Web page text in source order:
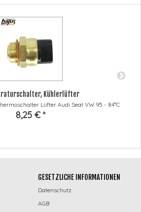
Kühlerlüfter
Lüfter Audi Seat VW 95 - 84°C
8,25 € *
GESETZLICHE INFORMATIONEN
Datenschutz
AGB